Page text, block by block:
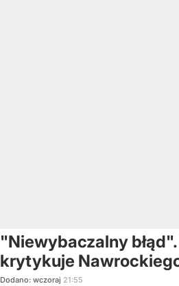
"Niewybaczalny
krytykuje
Dodano: wczoraj 21:55